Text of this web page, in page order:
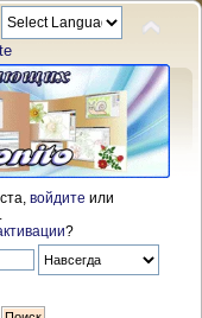
войдите или
?